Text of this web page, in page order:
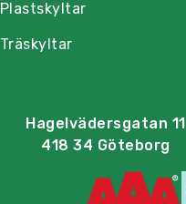
Plastskyltar
Träskyltar
Hagelvädersgatan 11
418 34 Göteborg